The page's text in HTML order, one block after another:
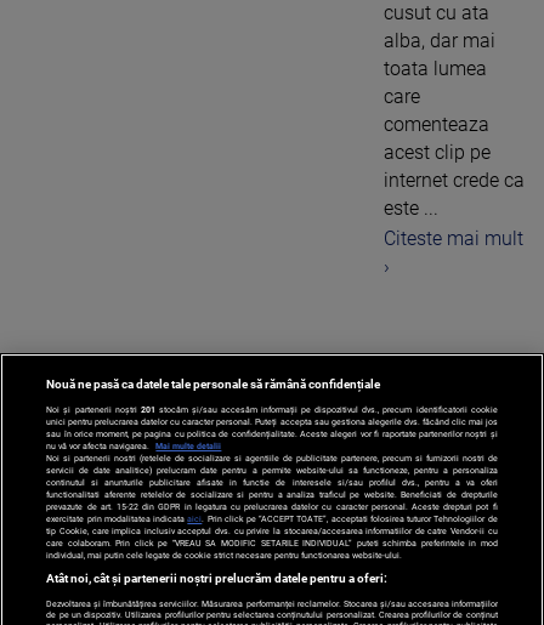
cusut cu ata
alba, dar mai
toata lumea
care
comenteaza
acest clip pe
internet crede ca
este ...
Citeste mai mult
›
1
Nouă ne pasă ca datele tale personale să rămână confidențiale
Noi și partenerii noștri 201 stocăm și/sau accesăm informații pe dispozitivul dvs., precum identificatorii cookie
unici pentru prelucrarea datelor cu caracter personal. Puteți accepta sau gestiona alegerile dvs. făcând clic mai jos
sau în orice moment, pe pagina cu politica de confidențialitate. Aceste alegeri vor fi raportate partenerilor noștri și
nu vă vor afecta navigarea.
Mai multe detalii
Noi si partenerii nostri (retelele de socializare si agentiile de publicitate partenere, precum si furnizorii nostri de
servicii de date analitice) prelucram date pentru a permite website-ului sa functioneze, pentru a personaliza
continutul si anunturile publicitare afisate in functie de interesele si/sau profilul dvs., pentru a va oferi
functionalitati aferente retelelor de socializare si pentru a analiza traficul pe website. Beneficiati de drepturile
prevazute de art. 15-22 din GDPR in legatura cu prelucrarea datelor cu caracter personal. Aceste drepturi pot fi
exercitate prin modalitatea indicataaici . Prin click pe “ACCEPT TOATE”, acceptati folosirea tuturor Tehnologiilor de
tip Cookie, care implica inclusiv acceptul dvs. cu privire la stocarea/accesarea informatiilor de catre Vendor-ii cu
care colaboram. Prin click pe “VREAU SA MODIFIC SETARILE INDIVIDUAL” puteti schimba preferintele in mod
individual, mai putin cele legate de cookie strict necesare pentru functionarea website-ului.
Atât noi, cât și partenerii noștri prelucrăm datele pentru a oferi:
Dezvoltarea și îmbunătățirea serviciilor. Măsurarea performanței reclamelor. Stocarea și/sau accesarea informațiilor
de pe un dispozitiv. Utilizarea profilurilor pentru selectarea conținutului personalizat. Crearea profilurilor de conținut